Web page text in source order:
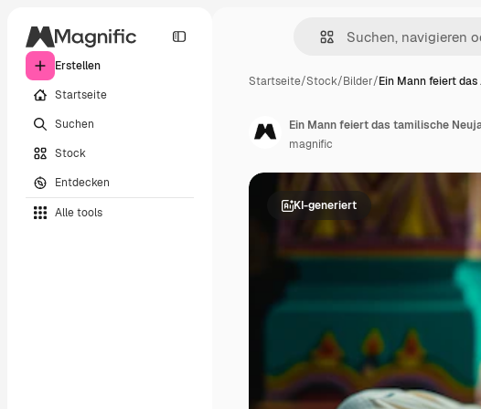
Erstellen
Startseite
Suchen
Stock
Entdecken
Alle tools
Startseite/Stock/Bilder/Ein Mann feiert das
KI-generiert
Ein Mann feiert das tamilische
magnific